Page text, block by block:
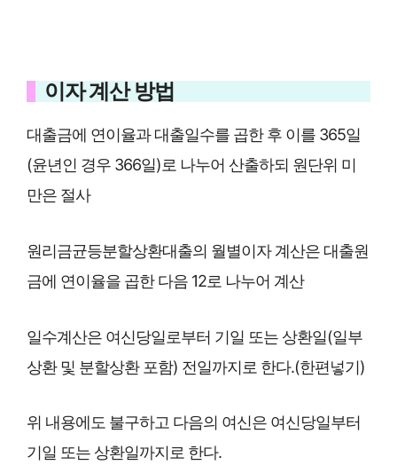
이자 계산 방법
대출금에 연이율과 대출일수를 곱한 후 이를 365일
(윤년인 경우 366일)로 나누어 산출하되 원단위 미
만은 절사
원리금균등분할상환대출의 월별이자 계산은 대출원
금에 연이율을 곱한 다음 12로 나누어 계산
일수계산은 여신당일로부터 기일 또는 상환일(일부
상환 및 분할상환 포함) 전일까지로 한다.(한편넣기)
위 내용에도 불구하고 다음의 여신은 여신당일부터
기일 또는 상환일까지로 한다.